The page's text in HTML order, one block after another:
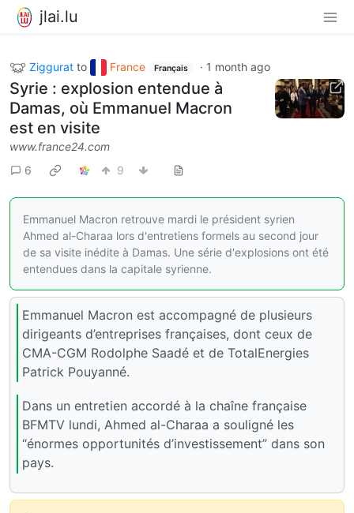
jlai.lu
Ziggurat to France Français · 1 month ago
Syrie : explosion entendue à
Damas, où Emmanuel Macron
est en visite
www.france24.com
6
9
Emmanuel Macron retrouve mardi le président syrien
Ahmed al-Charaa lors d'entretiens formels au second jour
de sa visite inédite à Damas. Une série d'explosions ont été
entendues dans la capitale syrienne.
Emmanuel Macron est accompagné de plusieurs
dirigeants d’entreprises françaises, dont ceux de
CMA-CGM Rodolphe Saadé et de TotalEnergies
Patrick Pouyanné.
Dans un entretien accordé à la chaîne française
BFMTV lundi, Ahmed al-Charaa a souligné les
“énormes opportunités d’investissement” dans son
pays.